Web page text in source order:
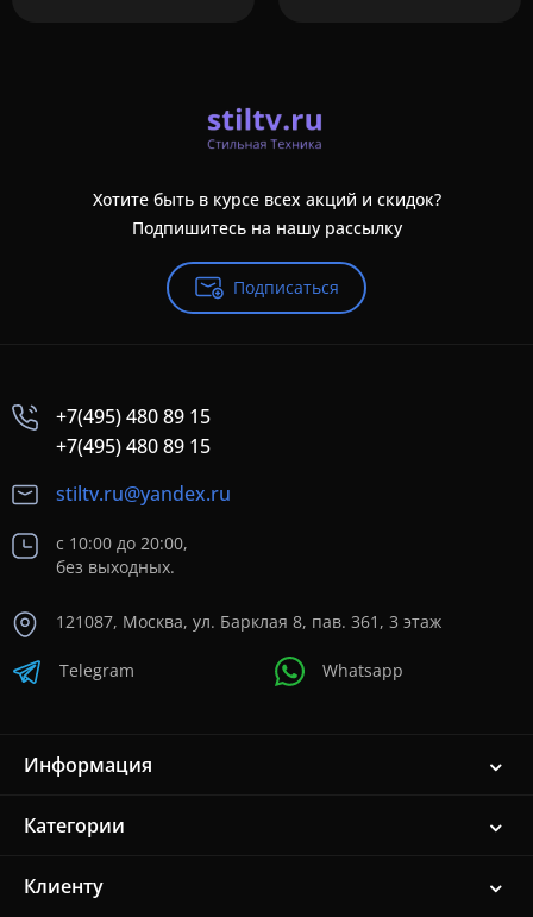
Хотите быть в курсе всех акций и скидок?
Подпишитесь на нашу рассылку
Подписаться
+7(495) 480 89 15
+7(495) 480 89 15
stiltv.ru@yandex.ru
с 10:00 до 20:00,
без выходных.
121087, Москва, ул. Барклая 8, пав. 361, 3 этаж
Telegram Whatsapp
Информация
Категории
Клиенту